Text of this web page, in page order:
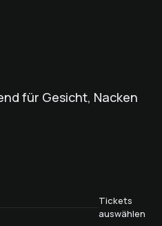
für Gesicht, Nacken
Tickets
auswählen